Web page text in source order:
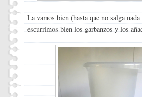
La vamos bien (hasta que no salga
escurrimos bien los garbanzos y los